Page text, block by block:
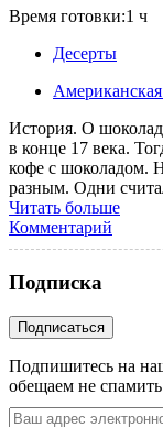
Время готовки:1 ч
Десерты
Американская
История. О
в конце 17 века.
кофе с шоколадом.
разным. Одни
Читать больше
Комментарий
Подписка
Подпишитесь на
обещаем не спамить